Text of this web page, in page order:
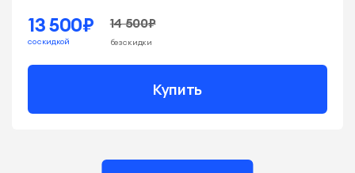
13 500₽
со скидкой
14 500₽
без скидки
Купить